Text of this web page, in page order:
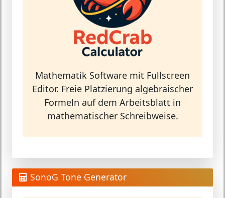
Mathematik Software mit Fullscreen
Editor. Freie Platzierung algebraischer
Formeln auf dem Arbeitsblatt in
mathematischer Schreibweise.
SonoG Tone Generator